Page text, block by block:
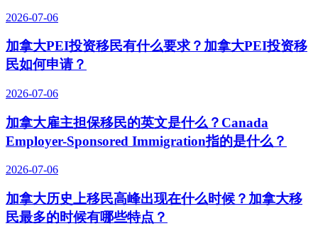
2026-07-06
加拿大PEI投资移民有什么要求？加拿大PEI投资移
民如何申请？
2026-07-06
加拿大雇主担保移民的英文是什么？Canada
Employer-Sponsored Immigration指的是什么？
2026-07-06
加拿大历史上移民高峰出现在什么时候？加拿大移
民最多的时候有哪些特点？